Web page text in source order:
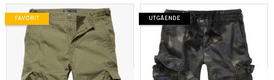
FAVORIT UTGÅENDE